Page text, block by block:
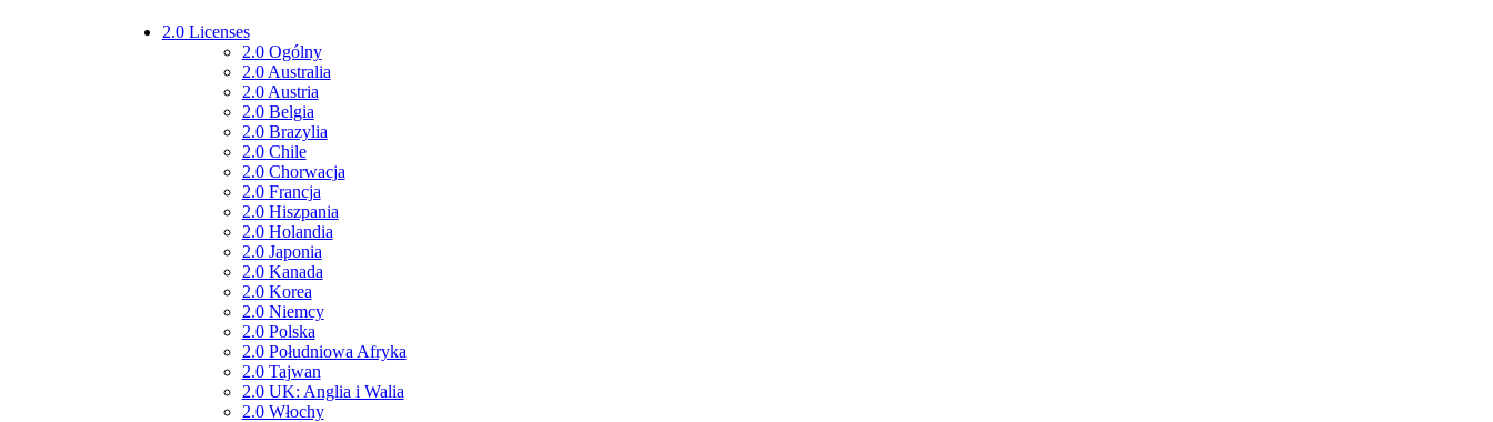
2.0 Licenses
2.0 Ogólny
2.0 Australia
2.0 Austria
2.0 Belgia
2.0 Brazylia
2.0 Chile
2.0 Chorwacja
2.0 Francja
2.0 Hiszpania
2.0 Holandia
2.0 Japonia
2.0 Kanada
2.0 Korea
2.0 Niemcy
2.0 Polska
2.0 Południowa Afryka
2.0 Tajwan
2.0 UK: Anglia i Walia
2.0 Włochy